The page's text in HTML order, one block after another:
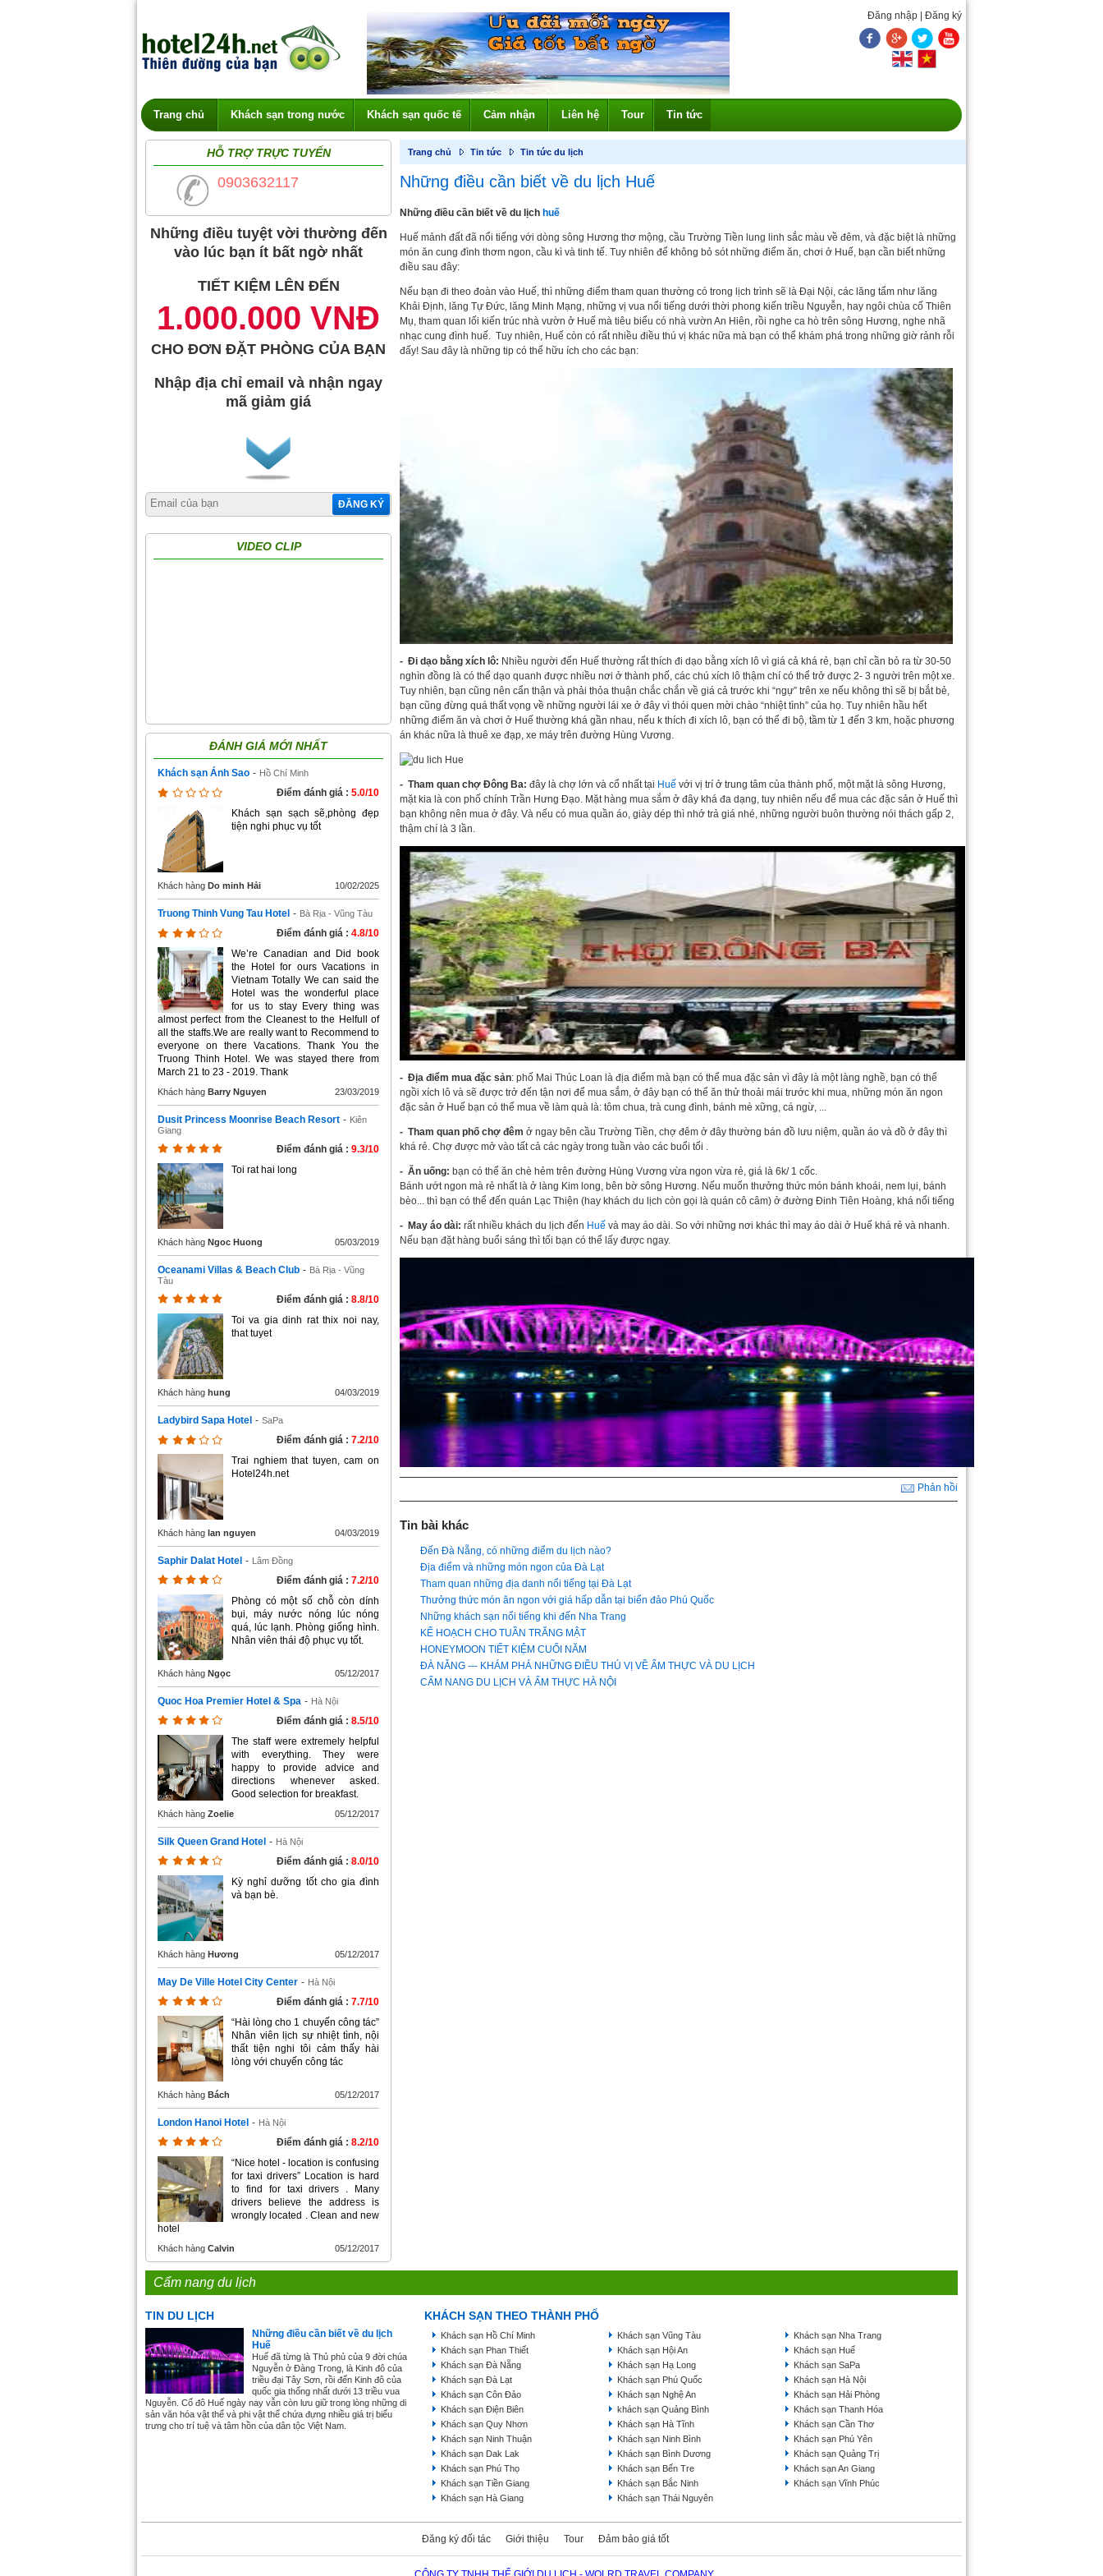
Đăng nhập Đăng ký
Trang chủ Khách sạn trong nước Khách sạn quốc tế Cảm nhận Liên hệ Tour Tin tức
HỖ TRỢ TRỰC TUYẾN
0903632117
Những điều tuyệt vời thường đến
vào lúc bạn ít bất ngờ nhất
TIẾT KIỆM LÊN ĐẾN
1.000.000 VNĐ
CHO ĐƠN ĐẶT PHÒNG CỦA BẠN
Nhập địa chỉ email và nhận ngay
mã giảm giá
ĐĂNG KÝ
VIDEO CLIP
ĐÁNH GIÁ MỚI NHẤT
Khách sạn Ánh Sao - Hồ Chí Minh
Điểm đánh giá : 5.0/10
Khách sạn sạch sẽ,phòng đẹp
tiện nghi phục vụ tốt
Khách hàng Do minh Hải 10/02/2025
Truong Thinh Vung Tau Hotel - Bà Rịa - Vũng Tàu
Điểm đánh giá : 4.8/10
We’re Canadian and Did book
the Hotel for ours Vacations in
Vietnam Totally We can said the
Hotel was the wonderful place
for us to stay Every thing was
almost perfect from the Cleanest to the Helfull of
all the staffs.We are really want to Recommend to
everyone on there Vacations. Thank You the
Truong Thinh Hotel. We was stayed there from
March 21 to 23 - 2019. Thank
Khách hàng Barry Nguyen 23/03/2019
Dusit Princess Moonrise Beach Resort - Kiên
Giang
Điểm đánh giá : 9.3/10
Toi rat hai long
Khách hàng Ngoc Huong 05/03/2019
Oceanami Villas & Beach Club - Bà Rịa - Vũng
Tàu
Điểm đánh giá : 8.8/10
Toi va gia dinh rat thix noi nay,
that tuyet
Khách hàng hung 04/03/2019
Ladybird Sapa Hotel - SaPa
Điểm đánh giá : 7.2/10
Trai nghiem that tuyen, cam on
Hotel24h.net
Khách hàng lan nguyen 04/03/2019
Saphir Dalat Hotel - Lâm Đồng
Điểm đánh giá : 7.2/10
Phòng có một số chỗ còn dính
bụi, máy nước nóng lúc nóng
quá, lúc lạnh. Phòng giống hình.
Nhân viên thái độ phục vụ tốt.
Khách hàng Ngọc 05/12/2017
Quoc Hoa Premier Hotel & Spa - Hà Nội
Điểm đánh giá : 8.5/10
The staff were extremely helpful
with everything. They were
happy to provide advice and
directions whenever asked.
Good selection for breakfast.
Khách hàng Zoelie 05/12/2017
Silk Queen Grand Hotel - Hà Nội
Điểm đánh giá : 8.0/10
Kỳ nghỉ dưỡng tốt cho gia đình
và bạn bè.
Khách hàng Hương 05/12/2017
May De Ville Hotel City Center - Hà Nội
Điểm đánh giá : 7.7/10
“Hài lòng cho 1 chuyến công tác”
Nhân viên lịch sự nhiệt tình, nội
thất tiện nghi tôi cảm thấy hài
lòng với chuyến công tác
Khách hàng Bách 05/12/2017
London Hanoi Hotel - Hà Nội
Điểm đánh giá : 8.2/10
“Nice hotel - location is confusing
for taxi drivers” Location is hard
to find for taxi drivers . Many
drivers believe the address is
wrongly located . Clean and new
hotel
Khách hàng Calvin 05/12/2017
Trang chủ Tin tức Tin tức du lịch
Những điều cần biết về du lịch Huế
Những điều cần biết về du lịch huế
Huế mảnh đất đã nổi tiếng với dòng sông Hương thơ mộng, cầu Trường Tiền lung linh sắc màu về đêm, và đặc biệt là những
món ăn cung đình thơm ngon, cầu kì và tinh tế. Tuy nhiên để không bỏ sót những điểm ăn, chơi ở Huế, bạn cần biết những
điều sau đây:
Nếu bạn đi theo đoàn vào Huế, thì những điểm tham quan thường có trong lịch trình sẽ là Đại Nội, các lăng tẩm như lăng
Khải Định, lăng Tự Đức, lăng Minh Mạng, những vị vua nổi tiếng dưới thời phong kiến triều Nguyễn, hay ngôi chùa cố Thiên
Mụ, tham quan lối kiến trúc nhà vườn ở Huế mà tiêu biểu có nhà vườn An Hiên, rồi nghe ca hò trên sông Hương, nghe nhã
nhạc cung đình huế. Tuy nhiên, Huế còn có rất nhiều điều thú vị khác nữa mà bạn có thể khám phá trong những giờ rảnh rỗi
đấy! Sau đây là những tip có thể hữu ích cho các bạn:
- Đi dạo bằng xích lô: Nhiều người đến Huế thường rất thích đi dạo bằng xích lô vì giá cả khá rẻ, bạn chỉ cần bỏ ra từ 30-50
nghìn đồng là có thể dạo quanh được nhiều nơi ở thành phố, các chú xích lô thậm chí có thể trở được 2- 3 người trên một xe.
Tuy nhiên, bạn cũng nên cẩn thận và phải thỏa thuận chắc chắn về giá cả trước khi “ngự” trên xe nếu không thì sẽ bị bắt bẻ,
bạn cũng đừng quá thất vọng về những người lái xe ở đây vì thói quen mời chào “nhiệt tình” của họ. Tuy nhiên hầu hết
những điểm ăn và chơi ở Huế thường khá gần nhau, nếu k thích đi xích lô, bạn có thể đi bộ, tầm từ 1 đến 3 km, hoặc phương
án khác nữa là thuê xe đạp, xe máy trên đường Hùng Vương.
- Tham quan chợ Đông Ba: đây là chợ lớn và cổ nhất tại Huế với vị trí ở trung tâm của thành phố, một mặt là sông Hương,
mặt kia là con phố chính Trần Hưng Đạo. Mặt hàng mua sắm ở đây khá đa dạng, tuy nhiên nếu để mua các đặc sản ở Huế thì
bạn không nên mua ở đây. Và nếu có mua quần áo, giày dép thì nhớ trả giá nhé, những người buôn thường nói thách gấp 2,
thậm chí là 3 lần.
- Địa điểm mua đặc sản: phố Mai Thúc Loan là địa điểm mà bạn có thể mua đặc sản vì đây là một làng nghề, bạn có thể
ngồi xích lô và sẽ được trở đến tận nơi để mua sắm, ở đây bạn có thể ăn thử thoải mái trước khi mua, những món ăn ngon
đặc sản ở Huế bạn có thể mua về làm quà là: tôm chua, trà cung đình, bánh mè xững, cá ngừ, ...
- Tham quan phố chợ đêm ở ngay bên cầu Trường Tiền, chợ đêm ở đây thường bán đồ lưu niệm, quần áo và đồ ở đây thì
khá rẻ. Chợ được mở vào tất cả các ngày trong tuần vào các buổi tối .
- Ăn uống: bạn có thể ăn chè hẻm trên đường Hùng Vương vừa ngon vừa rẻ, giá là 6k/ 1 cốc.
Bánh ướt ngon mà rẻ nhất là ở làng Kim long, bên bờ sông Hương. Nếu muốn thưởng thức món bánh khoái, nem lụi, bánh
bèo... thì bạn có thể đến quán Lạc Thiện (hay khách du lịch còn gọi là quán cô câm) ở đường Đinh Tiên Hoàng, khá nổi tiếng
- May áo dài: rất nhiều khách du lịch đến Huế và may áo dài. So với những nơi khác thì may áo dài ở Huế khá rẻ và nhanh.
Nếu bạn đặt hàng buổi sáng thì tối bạn có thể lấy được ngay.
Phản hồi
Tin bài khác
Đến Đà Nẵng, có những điểm du lịch nào?
Địa điểm và những món ngon của Đà Lạt
Tham quan những địa danh nổi tiếng tại Đà Lạt
Thưởng thức món ăn ngon với giá hấp dẫn tại biển đảo Phú Quốc
Những khách sạn nổi tiếng khi đến Nha Trang
KẾ HOẠCH CHO TUẦN TRĂNG MẬT
HONEYMOON TIẾT KIỆM CUỐI NĂM
ĐÀ NẴNG --- KHÁM PHÁ NHỮNG ĐIỀU THÚ VỊ VỀ ẨM THỰC VÀ DU LỊCH
CẨM NANG DU LỊCH VÀ ẨM THỰC HÀ NỘI
Cẩm nang du lịch
TIN DU LỊCH
Những điều cần biết về du lịch
Huế
Huế đã từng là Thủ phủ của 9 đời chúa
Nguyễn ở Đàng Trong, là Kinh đô của
triều đại Tây Sơn, rồi đến Kinh đô của
quốc gia thống nhất dưới 13 triều vua
Nguyễn. Cố đô Huế ngày nay vẫn còn lưu giữ trong lòng những di
sản văn hóa vật thể và phi vật thể chứa đựng nhiều giá trị biểu
trưng cho trí tuệ và tâm hồn của dân tộc Việt Nam.
KHÁCH SẠN THEO THÀNH PHỐ
Khách sạn Hồ Chí Minh Khách sạn Vũng Tàu
Khách sạn Nha Trang
Khách sạn Phan Thiết
Khách sạn Hội An
Khách sạn Huế
Khách sạn Đà Nẵng
Khách sạn Hạ Long
Khách sạn SaPa
Khách sạn Đà Lạt
Khách sạn Phú Quốc
Khách sạn Hà Nội
Khách sạn Côn Đảo
Khách sạn Nghệ An
Khách sạn Hải Phòng
Khách sạn Điện Biên
khách sạn Quảng Bình
Khách sạn Thanh Hóa
Khách sạn Quy Nhơn
Khách sạn Hà Tĩnh
Khách sạn Cần Thơ
Khách sạn Ninh Thuận
Khách sạn Ninh Bình
Khách sạn Phú Yên
Khách sạn Dak Lak
Khách sạn Bình Dương
Khách sạn Quảng Trị
Khách sạn Phú Thọ
Khách sạn Bến Tre
Khách sạn An Giang
Khách sạn Tiền Giang
Khách sạn Bắc Ninh
Khách sạn Vĩnh Phúc
Khách sạn Hà Giang
Khách sạn Thái Nguyên
Đăng ký đối tác Giới thiệu Tour Đảm bảo giá tốt